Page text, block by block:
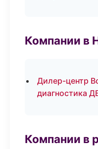
Компании в
Дилер-центр
диагностика
Компании в